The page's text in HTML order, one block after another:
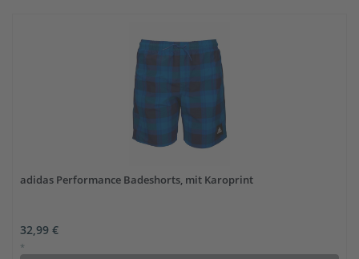
adidas Performance Badeshorts, mit Karoprint
32,99 €
*